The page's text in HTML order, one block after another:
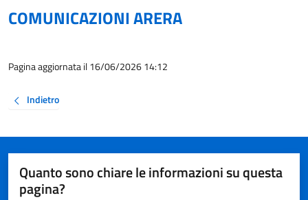
COMUNICAZIONI ARERA
Pagina aggiornata il 16/06/2026 14:12
Indietro
Quanto sono chiare le informazioni su questa
pagina?